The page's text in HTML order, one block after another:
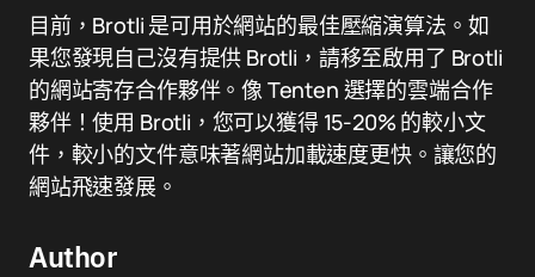
目前，Brotli 是可用於網站的最佳壓縮演算法。如
果您發現自己沒有提供 Brotli，請移至啟用了 Brotli
的網站寄存合作夥伴。像 Tenten 選擇的雲端合作
夥伴！使用 Brotli，您可以獲得 15-20% 的較小文
件，較小的文件意味著網站加載速度更快。讓您的
網站飛速發展。
Author